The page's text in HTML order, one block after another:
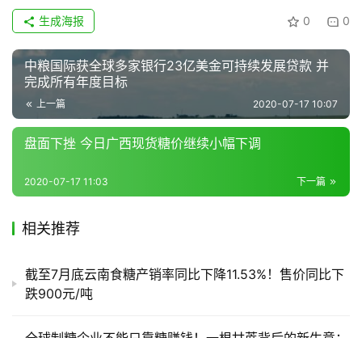
0 0
生成海报
中粮国际获全球多家银行23亿美金可持续发展贷款 并
完成所有年度目标
上一篇 2020-07-17 10:07
盘面下挫 今日广西现货糖价继续小幅下调
下一篇
2020-07-17 11:03
相关推荐
截至7月底云南食糖产销率同比下降11.53%！售价同比下
跌900元/吨